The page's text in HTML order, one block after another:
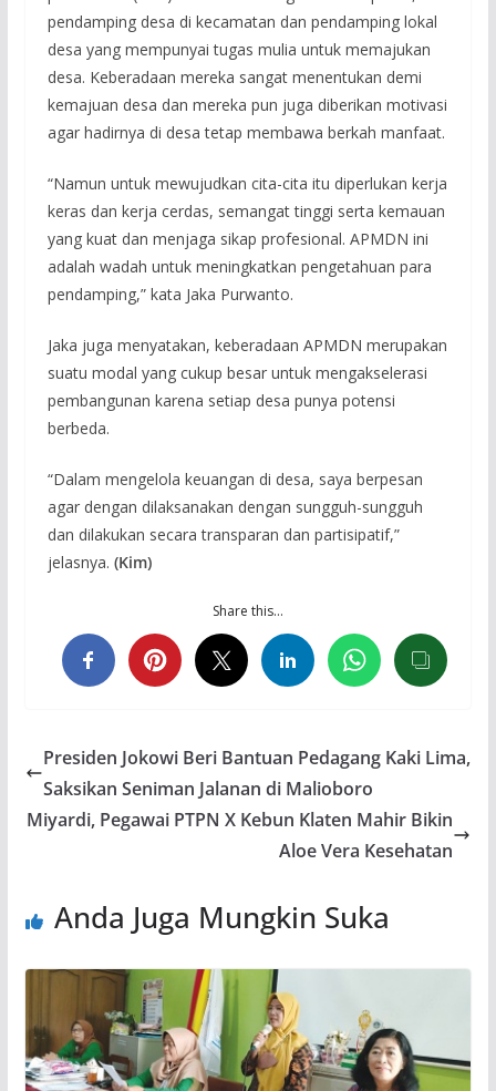
pendamping desa di kecamatan dan pendamping lokal
desa yang mempunyai tugas mulia untuk memajukan
desa. Keberadaan mereka sangat menentukan demi
kemajuan desa dan mereka pun juga diberikan motivasi
agar hadirnya di desa tetap membawa berkah manfaat.
“Namun untuk mewujudkan cita-cita itu diperlukan kerja
keras dan kerja cerdas, semangat tinggi serta kemauan
yang kuat dan menjaga sikap profesional. APMDN ini
adalah wadah untuk meningkatkan pengetahuan para
pendamping,” kata Jaka Purwanto.
Jaka juga menyatakan, keberadaan APMDN merupakan
suatu modal yang cukup besar untuk mengakselerasi
pembangunan karena setiap desa punya potensi
berbeda.
“Dalam mengelola keuangan di desa, saya berpesan
agar dengan dilaksanakan dengan sungguh-sungguh
dan dilakukan secara transparan dan partisipatif,”
jelasnya. (Kim)
Share this…
Presiden Jokowi Beri Bantuan Pedagang Kaki Lima,
Saksikan Seniman Jalanan di Malioboro
Miyardi, Pegawai PTPN X Kebun Klaten Mahir Bikin
Aloe Vera Kesehatan
Anda Juga Mungkin Suka